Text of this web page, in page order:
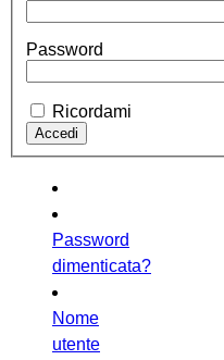
Password
Ricordami
Password
dimenticata?
Nome
utente